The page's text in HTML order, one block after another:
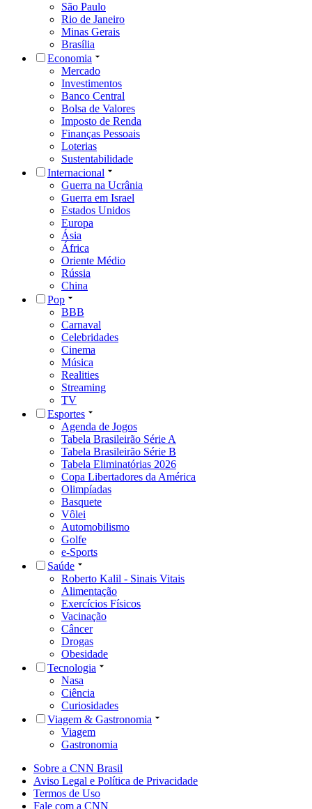
São Paulo
Rio de Janeiro
Minas Gerais
Brasília
Economia
Mercado
Investimentos
Banco Central
Bolsa de Valores
Imposto de Renda
Finanças Pessoais
Loterias
Sustentabilidade
Internacional
Guerra na Ucrânia
Guerra em Israel
Estados Unidos
Europa
Ásia
África
Oriente Médio
Rússia
China
Pop
BBB
Carnaval
Celebridades
Cinema
Música
Realities
Streaming
TV
Esportes
Agenda de Jogos
Tabela Brasileirão Série A
Tabela Brasileirão Série B
Tabela Eliminatórias 2026
Copa Libertadores da América
Olimpíadas
Basquete
Vôlei
Automobilismo
Golfe
e-Sports
Saúde
Roberto Kalil - Sinais Vitais
Alimentação
Exercícios Físicos
Vacinação
Câncer
Drogas
Obesidade
Tecnologia
Nasa
Ciência
Curiosidades
Viagem & Gastronomia
Viagem
Gastronomia
Sobre a CNN Brasil
Aviso Legal e Política de Privacidade
Termos de Uso
Fale com a CNN